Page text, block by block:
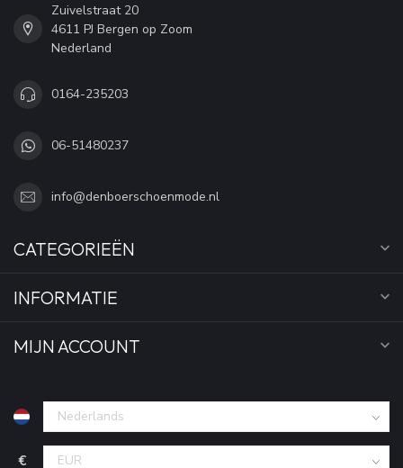
Zuivelstraat 20
4611 PJ Bergen op Zoom
Nederland
0164-235203
06-51480237
info@denboerschoenmode.nl
CATEGORIEËN
INFORMATIE
MIJN ACCOUNT
€